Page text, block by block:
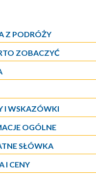
Z PODRÓŻY
ZOBACZYĆ
I WSKAZÓWKI
OGÓLNE
SŁÓWKA
I CENY